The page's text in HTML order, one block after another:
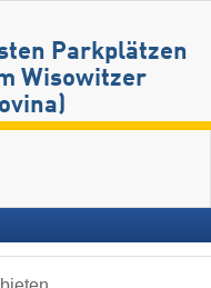
Parkplätzen
Wisowitzer